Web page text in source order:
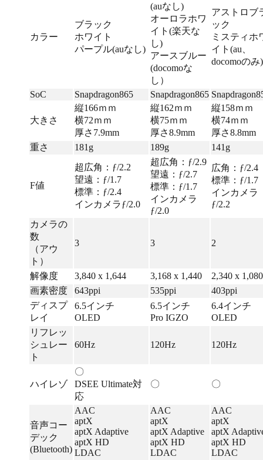
カラー
ブラック
ホワイト
パープル(auなし)
(auなし)
オーロラホワ
イト(楽天な
し)
アースブルー
(docomoな
し）
アストロブ
ック
ミスティホ
イト(au、
docomoのみ)
SoC Snapdragon865 Snapdragon865
大きさ
縦166ｍｍ
横72ｍｍ
厚さ7.9mm
縦162ｍｍ
横75ｍｍ
厚さ8.9mm
縦158ｍｍ
横74ｍｍ
厚さ8.8mm
重さ
181g 189g 141g
F値
超広角：ƒ/2.2
望遠：ƒ/1.7
標準：ƒ/2.4
インカメラƒ/2.0
超広角：ƒ/2.9
望遠：ƒ/2.7
標準：ƒ/1.7
インカメラ
ƒ/2.0
広角：ƒ/2.4
標準：ƒ/1.7
インカメラ
ƒ/2.2
カメラの
数
（アウ
ト）
3 3 2
解像度 3,840 x 1,644 3,168 x 1,440
2,340 x 1,080
画素密度
643ppi 535ppi
403ppi
ディスプ
レイ
6.5インチ
OLED
6.5インチ
Pro IGZO
6.4インチ
OLED
リフレッ
シュレー
ト
60Hz 120Hz 120Hz
ハイレゾ
〇
DSEE Ultimate対
応
〇 〇
音声コー
デック
(Bluetooth)
AAC
aptX
aptX Adaptive
aptX HD
LDAC
AAC
aptX
aptX Adaptive
aptX HD
LDAC
AAC
aptX
aptX
aptX HD
LDAC